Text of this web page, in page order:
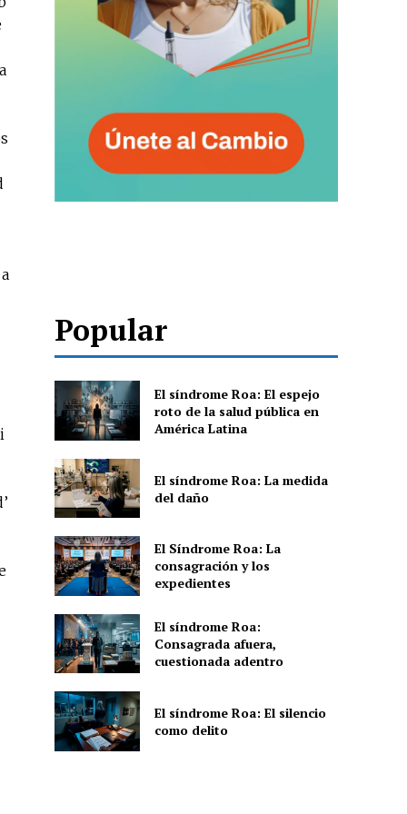
Popular
El síndrome Roa: El espejo
roto de la salud pública en
América Latina
El síndrome Roa: La medida
del daño
El Síndrome Roa: La
consagración y los
expedientes
El síndrome Roa:
Consagrada afuera,
cuestionada adentro
El síndrome Roa: El silencio
como delito